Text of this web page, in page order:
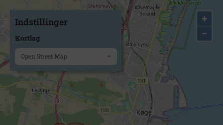
+
−
Indstillinger
Kortlag
Open Street Map